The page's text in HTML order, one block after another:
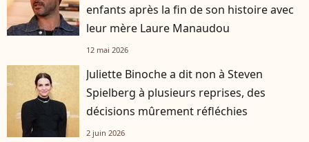
enfants après la fin de son histoire avec
leur mère Laure Manaudou
12 mai 2026
Juliette Binoche a dit non à Steven
Spielberg à plusieurs reprises, des
décisions mûrement réfléchies
2 juin 2026